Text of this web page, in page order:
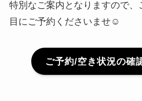
特別なご案内となりますので、
目にご予約くださいませ☺
ご予約/空き状況の確